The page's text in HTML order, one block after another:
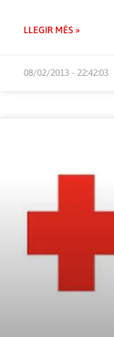
LLEGIR MÉS »
08/02/2013 - 22:42:03